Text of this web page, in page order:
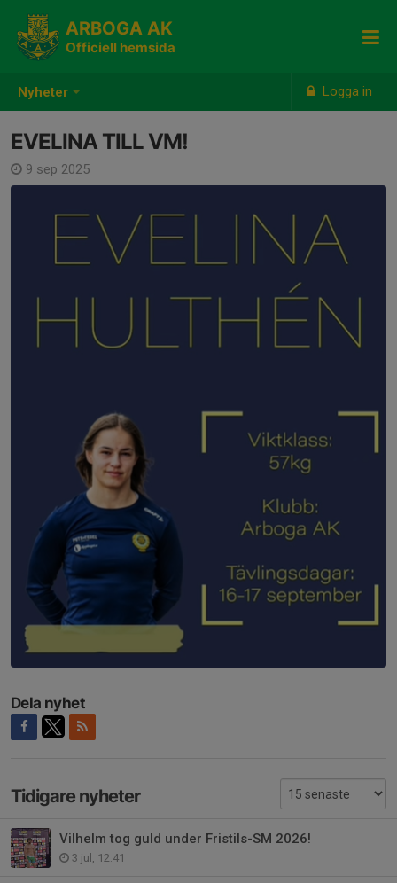
Nyheter Logga in
ARBOGA AK
Officiell hemsida
EVELINA TILL VM!
9 sep 2025
Dela nyhet
Tidigare nyheter
Vilhelm tog guld under Fristils-SM 2026!
3 jul, 12:41